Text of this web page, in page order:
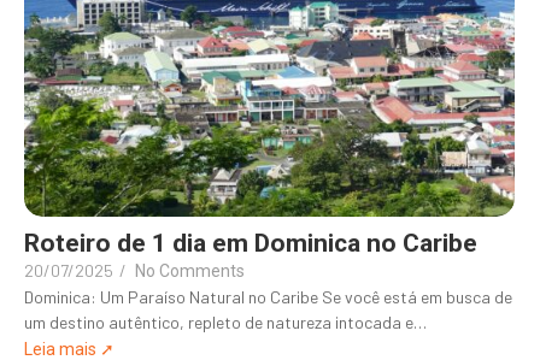
Roteiro de 1 dia em Dominica no Caribe
20/07/2025 / No Comments
Dominica: Um Paraíso Natural no Caribe Se você está em busca de
um destino autêntico, repleto de natureza intocada e…
Leia mais ➚